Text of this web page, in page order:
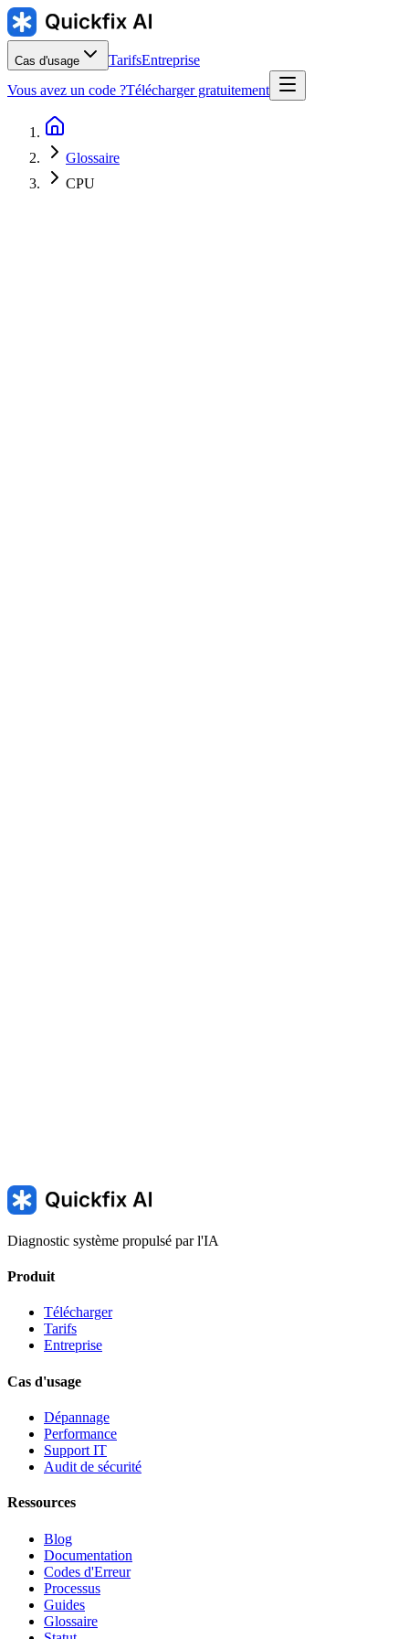
Cas d'usage TarifsEntreprise
Vous avez un code ?Télécharger gratuitement
Glossaire
CPU
Diagnostic système propulsé par l'IA
Produit
Télécharger
Tarifs
Entreprise
Cas d'usage
Dépannage
Performance
Support IT
Audit de sécurité
Ressources
Blog
Documentation
Codes d'Erreur
Processus
Guides
Glossaire